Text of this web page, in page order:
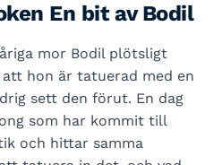
En bit av Bodil
mor Bodil plötsligt
hon är tatuerad med en
sett den förut. En dag
som har kommit till
och hittar samma